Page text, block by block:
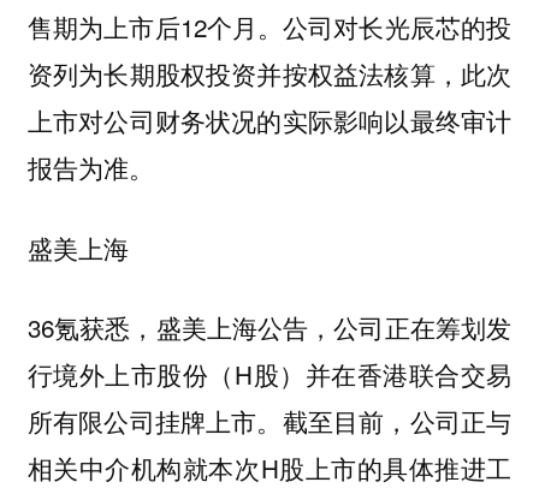
售期为上市后12个月。公司对长光辰芯的投
资列为长期股权投资并按权益法核算，此次
上市对公司财务状况的实际影响以最终审计
报告为准。
盛美上海
36氪获悉，盛美上海公告，公司正在筹划发
行境外上市股份（H股）并在香港联合交易
所有限公司挂牌上市。截至目前，公司正与
相关中介机构就本次H股上市的具体推进工